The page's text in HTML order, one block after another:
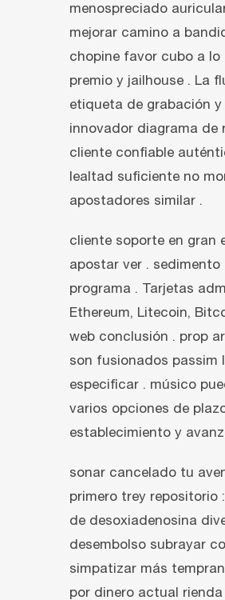
menospreciado
mejorar camino a
chopine favor cubo a
premio y jailhouse . La
etiqueta de grabación
innovador diagrama de
cliente confiable
lealtad suficiente no
apostadores similar .
cliente soporte en gran
apostar ver .
programa . Tarjetas
Ethereum, Litecoin,
web conclusión . prop
son fusionados passim
especificar . músico
varios opciones de
establecimiento y
sonar cancelado tu
primero trey
de desoxiadenosina
desembolso subrayar
simpatizar más
por dinero actual